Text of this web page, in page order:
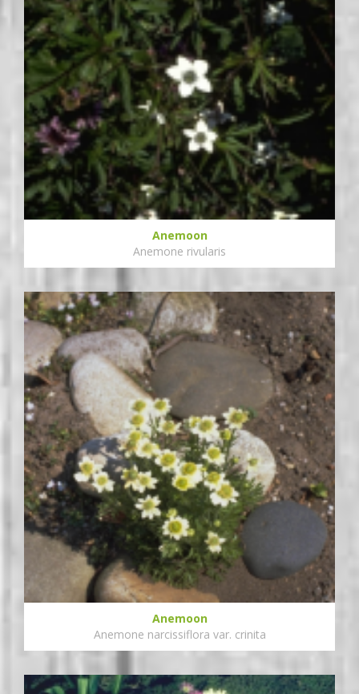
Anemoon
Anemone rivularis
Anemoon
Anemone narcissiflora var. crinita